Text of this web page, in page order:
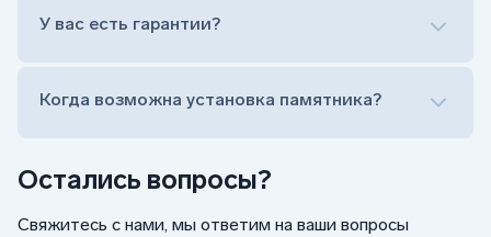
Остались вопросы?
Свяжитесь с нами, мы ответим на ваши вопросы
Оформить заказ удаленно (online)
Заказать бесплатный выезд менеджера на дом
У вас есть гарантии?
Когда возможна установка памятника?